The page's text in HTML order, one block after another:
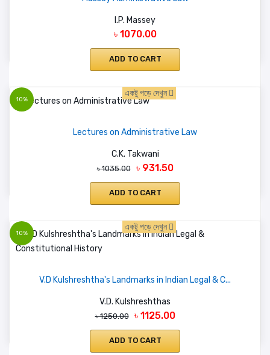
I.P. Massey
৳ 1070.00
ADD TO CART
10%
একটু পড়ে দেখুন
Lectures on Administrative Law
C.K. Takwani
৳ 1035.00 ৳ 931.50
ADD TO CART
10%
একটু পড়ে দেখুন
V.D Kulshreshtha's Landmarks in Indian Legal & C...
V.D. Kulshreshthas
৳ 1250.00 ৳ 1125.00
ADD TO CART